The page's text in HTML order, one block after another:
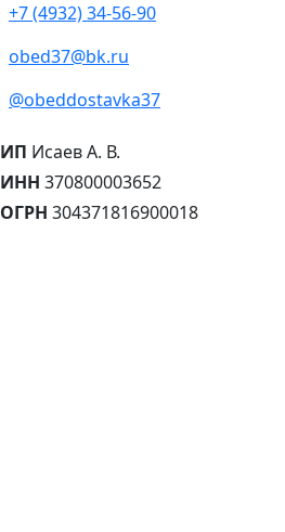
+7 (4932) 34-56-90
obed37@bk.ru
@obeddostavka37
ИП Исаев А. В.
ИНН 370800003652
ОГРН 304371816900018